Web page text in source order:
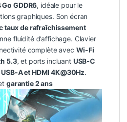
GDDR6, idéale pour le
graphiques. Son écran
taux de rafraîchissement
fluidité d’affichage. Clavier
complète avec Wi-Fi
5.3, et ports incluant USB-C
A et HDMI 4K@30Hz.
garantie 2 ans